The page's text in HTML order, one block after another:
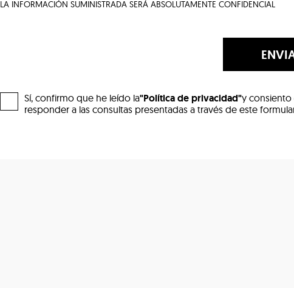
LA INFORMACIÓN SUMINISTRADA SERÁ ABSOLUTAMENTE CONFIDENCIAL
Sí, confirmo que he leído la"Política de privacidad"y consiento
responder a las consultas presentadas a través de este